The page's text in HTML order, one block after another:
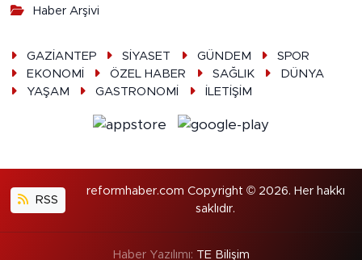
Haber Arşivi
GAZİANTEP SİYASET GÜNDEM
SPOR
EKONOMİ
ÖZEL HABER SAĞLIK
DÜNYA
YAŞAM
GASTRONOMİ İLETİŞİM
RSS
reformhaber.com Copyright © 2026. Her hakkı
saklıdır.
Haber Yazılımı: TE Bilişim